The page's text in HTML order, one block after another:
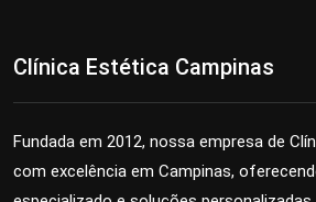
Clínica Estética Campinas
Fundada em 2012, nossa empresa de
com excelência em Campinas,